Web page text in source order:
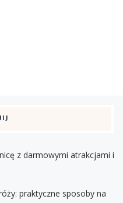
z darmowymi atrakcjami i
praktyczne sposoby na